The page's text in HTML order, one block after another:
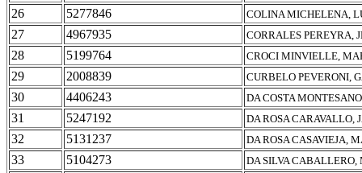
26 5277846 COLINA MICHELENA,
27 4967935 CORRALES PEREYRA,
28 5199764 CROCI MINVIELLE,
29 2008839 CURBELO PEVERONI,
30 4406243 DA COSTA
31 5247192 DA ROSA CARAVALLO,
32 5131237 DA ROSA CASAVIEJA,
33 5104273 DA SILVA CABALLERO,